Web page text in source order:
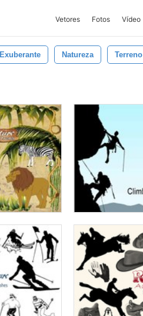
Vetores Fotos Vídeo
Exuberante Natureza Terreno